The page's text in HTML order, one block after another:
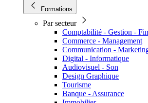
Formations
Par secteur
Comptabilité - Gestion -
Commerce - Management
Communication -
Digital - Informatique
Audiovisuel - Son
Design Graphique
Tourisme
Banque - Assurance